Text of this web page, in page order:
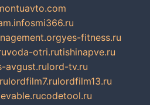
smi366.ru
yes-fitness.ru
voda-otri.rutishinapve.ru
avgust.rulord-tv.ru
lordfilm7.rulordfilm13.ru
codetool.ru